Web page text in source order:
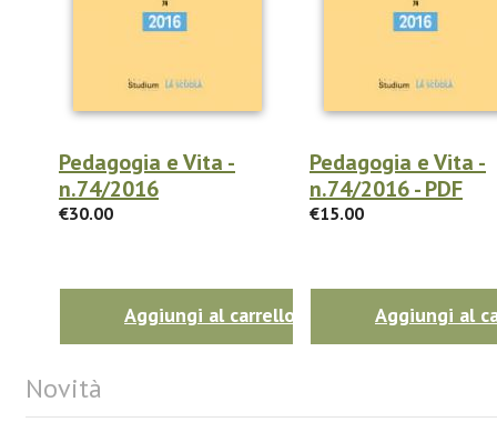
Pedagogia e Vita -
n.74/2016
€30.00
Aggiungi al carrello
Pedagogia e Vita -
n.74/2016 - PDF
€15.00
Aggiungi al
Novità